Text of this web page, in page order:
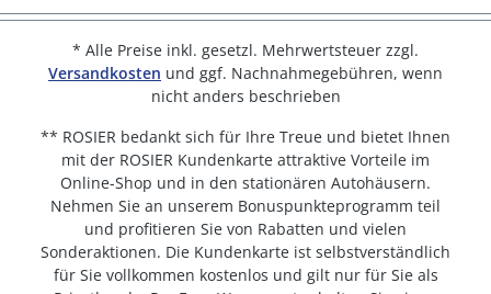
* Alle Preise inkl. gesetzl. Mehrwertsteuer zzgl.
Versandkosten und ggf. Nachnahmegebühren, wenn
nicht anders beschrieben
** ROSIER bedankt sich für Ihre Treue und bietet Ihnen
mit der ROSIER Kundenkarte attraktive Vorteile im
Online-Shop und in den stationären Autohäusern.
Nehmen Sie an unserem Bonuspunkteprogramm teil
und profitieren Sie von Rabatten und vielen
Sonderaktionen. Die Kundenkarte ist selbstverständlich
für Sie vollkommen kostenlos und gilt nur für Sie als